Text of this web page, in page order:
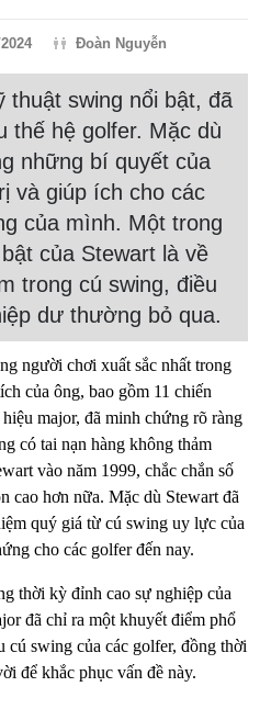
Đoàn Nguyễn
thuật swing nổi bật, đã
thế hệ golfer. Mặc dù
những bí quyết của
và giúp ích cho các
của mình. Một trong
của Stewart là về
trong cú swing, điều
dư thường bỏ qua.
người chơi xuất sắc nhất trong
của ông, bao gồm 11 chiến
major, đã minh chứng rõ ràng
có tai nạn hàng không thảm
vào năm 1999, chắc chắn số
cao hơn nữa. Mặc dù Stewart đã
quý giá từ cú swing uy lực của
cho các golfer đến nay.
thời kỳ đỉnh cao sự nghiệp của
đã chỉ ra một khuyết điểm phổ
cú swing của các golfer, đồng thời
để khắc phục vấn đề này.